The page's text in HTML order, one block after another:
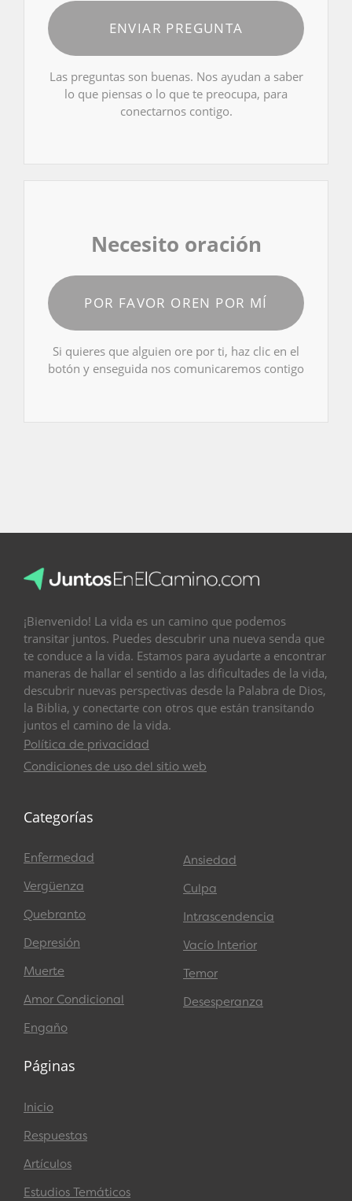
ENVIAR PREGUNTA
Las preguntas son buenas. Nos ayudan a saber
lo que piensas o lo que te preocupa, para
conectarnos contigo.
Necesito oración
POR FAVOR OREN POR MÍ
Si quieres que alguien ore por ti, haz clic en el
botón y enseguida nos comunicaremos contigo
¡Bienvenido! La vida es un camino que podemos
transitar juntos. Puedes descubrir una nueva senda que
te conduce a la vida. Estamos para ayudarte a encontrar
maneras de hallar el sentido a las dificultades de la vida,
descubrir nuevas perspectivas desde la Palabra de Dios,
la Biblia, y conectarte con otros que están transitando
juntos el camino de la vida.
Política de privacidad
Condiciones de uso del sitio web
Categorías
Enfermedad
Vergüenza
Quebranto
Depresión
Muerte
Amor Condicional
Engaño
Ansiedad
Culpa
Intrascendencia
Vacío Interior
Temor
Desesperanza
Páginas
Inicio
Respuestas
Artículos
Estudios Temáticos